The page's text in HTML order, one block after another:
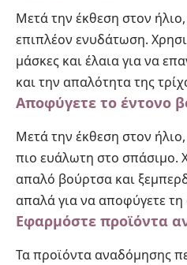
Μετά την έκθεση στον
επιπλέον ενυδάτωση.
μάσκες και έλαια για να
και την απαλότητα της
Αποφύγετε το έντονο
Μετά την έκθεση στον
πιο ευάλωτη στο σπάσιμο.
απαλό βούρτσα και
απαλά για να αποφύγετε
Εφαρμόστε προϊόντα
Τα προϊόντα αναδόμησης